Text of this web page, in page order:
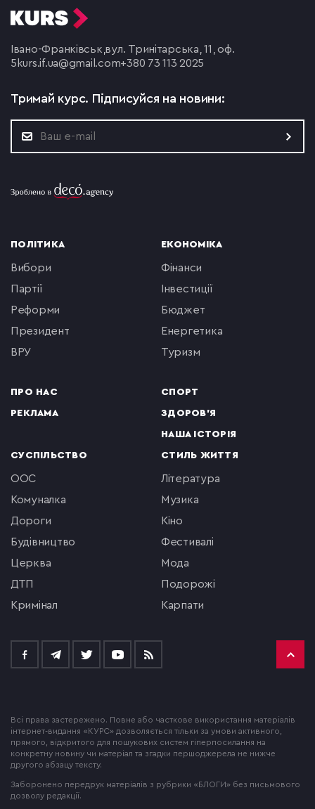
Івано-Франківськ, вул. Тринітарська, 11, оф.
5 kurs.if.ua@gmail.com+380 73 113 2025
Тримай курс. Підписуйся на новини:
ПОЛІТИКА
вибори
партії
реформи
президент
ВРУ
ПРО НАС
РЕКЛАМА
ЕКОНОМІКА
фінанси
інвестиції
бюджет
енергетика
туризм
СПОРТ
ЗДОРОВ'Я
НАША ІСТОРІЯ
СУСПІЛЬСТВО
ООС
комуналка
Дороги
будівництво
церква
ДТП
кримінал
СТИЛЬ ЖИТТЯ
література
музика
кіно
фестивалі
мода
подорожі
Карпати
Всі права застережено. Повне або часткове використання матеріалів
інтернет-видання «КУРС» дозволяється тільки за умови активного,
прямого, відкритого для пошукових систем гіперпосилання на
конкретну новину чи матеріал та згадки першоджерела не нижче
другого абзацу тексту.
Заборонено передрук матеріалів з рубрики «БЛОГИ» без письмового
дозволу редакції.